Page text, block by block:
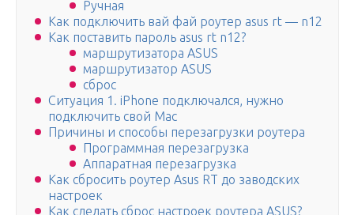
Ручная
Как подключить вай фай роутер asus rt — n12
Как поставить пароль asus rt n12?
маршрутизатора ASUS
маршрутизатор ASUS
сброс
Ситуация 1. iPhone подключался, нужно
подключить свой Mac
Причины и способы перезагрузки роутера
Программная перезагрузка
Аппаратная перезагрузка
Как сбросить роутер Asus RT до заводских
настроек
Как сделать сброс настроек роутера ASUS?